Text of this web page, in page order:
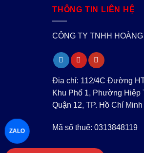
THÔNG TIN LIÊN HỆ
CÔNG TY TNHH HOÀNG
Địa chỉ: 112/4C Đường
Khu Phố 1, Phường Hiệp
Quận 12, TP. Hồ Chí Minh
Mã số thuế: 0313848119
ZALO